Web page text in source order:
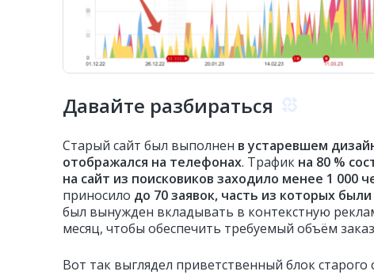
Давайте разбираться
Старый сайт был выполнен вустаревшем
отображался на телефонах. Трафик на 80 %
на сайт из поисковиков заходило менее 1 000
приносило до 70 заявок, часть из которых
был вынужден вкладывать в контекстную
месяц, чтобы обеспечить требуемый объём
Вот так выглядел приветственный блок старого